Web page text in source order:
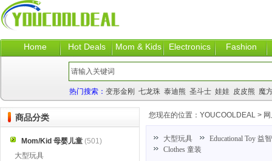
Home Hot Deals Mom & Kids Electronics Fashion
热门搜索： 变形金刚 七龙珠 泰迪熊 圣斗士 娃娃 皮皮熊 魔
您现在的位置： YOUCOOLDEAL >
大型玩具
Educational Toy 益
Clothes 童装
商品分类
Mom/Kid 母婴儿童 (501)
大型玩具